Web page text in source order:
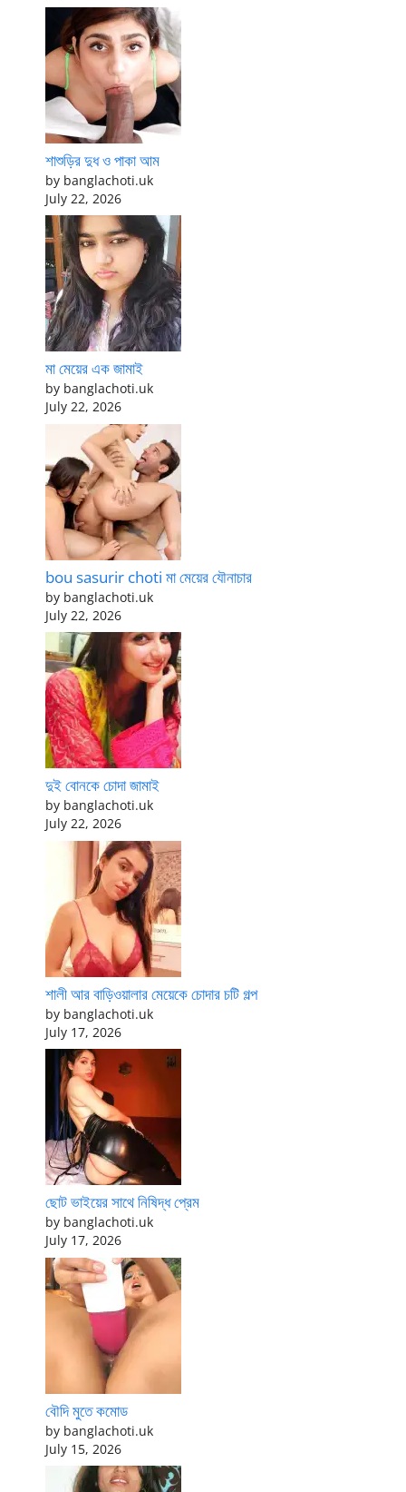
শাশুড়ির দুধ ও পাকা আম
by banglachoti.uk
July 22, 2026
মা মেয়ের এক জামাই
by banglachoti.uk
July 22, 2026
bou sasurir choti মা মেয়ের যৌনাচার
by banglachoti.uk
July 22, 2026
দুই বোনকে চোদা জামাই
by banglachoti.uk
July 22, 2026
শালী আর বাড়িওয়ালার মেয়েকে চোদার চটি গল্প
by banglachoti.uk
July 17, 2026
ছোট ভাইয়ের সাথে নিষিদ্ধ প্রেম
by banglachoti.uk
July 17, 2026
বৌদি মুতে কমোড
by banglachoti.uk
July 15, 2026